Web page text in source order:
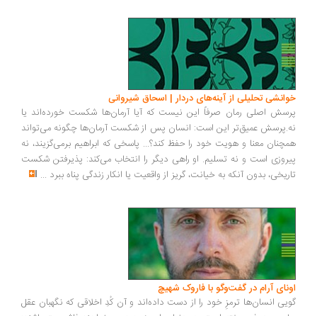
خوانشی تحلیلی از آینه‌های دردار | اسحاق شیروانی
پرسش اصلی رمان صرفاً این نیست که آیا آرمان‌ها شکست خورده‌اند یا
نه.پرسش عمیق‌تر این است: انسان پس از شکست آرمان‌ها چگونه می‌تواند
همچنان معنا و هویت خود را حفظ کند؟... پاسخی که ابراهیم برمی‌گزیند، نه
پیروزی است و نه تسلیم. او راهی دیگر را انتخاب می‌کند: پذیرفتن شکست
تاریخی، بدون آنکه به خیانت، گریز از واقعیت یا انکار زندگی پناه ببرد ...
اونای آرام در گفت‌وگو با فاروک شهیچ‭
گویی انسان‌ها ترمزِ خود را از دست داده‌اند و آن کُدِ اخلاقی که نگهبان عقل